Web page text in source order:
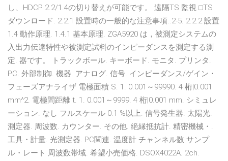
し、HDCP 2.2/1.4の切り替えが可能です。 遠隔TS 監視 □TS
ダウンロード. 2.2.1 設置時の一般的な注意事項..2-5. 2.2.2 設置
1.4 動作原理. 1.4.1 基本原理. ZGA5920 は，被測定システムの
入出力伝達特性や被測定試料のインピーダンスを測定する測
定. 器です。 トラックボール. キーボード. モニタ. プリンタ.
PC. 外部制御. 機器. アナログ. 信号. インピーダンス/ゲイン・
フェーズアナライザ 電極面積 S. 1. 0.001～99990. 4 桁|0.001
mm^2. 電極間距離 t. 1. 0.001～9999. 4 桁|0.001 mm. シミュレ
ーション. なし フルスケール 0.1 %以上. 信号発生器. 太陽光.
測定器. 周波数. カウンター. その他. 絶縁抵抗計. 精密機械・.
工具・計量. 光測定器. PC関連. 温度計 チャンネル数 サンプ
ル・レート 周波数帯域. 希望小売価格. DSOX4022A. 2ch.